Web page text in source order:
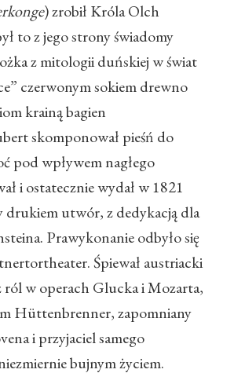
) zrobił Króla Olch
to z jego strony świadomy
z mitologii duńskiej w świat
czerwonym sokiem drewno
krainą bagien
skomponował pieśń do
pod wpływem nagłego
i ostatecznie wydał w 1821
utwór, z dedykacją dla
Prawykonanie odbyło się
Śpiewał austriacki
w operach Glucka i Mozarta,
Hüttenbrenner, zapomniany
i przyjaciel samego
bujnym życiem.